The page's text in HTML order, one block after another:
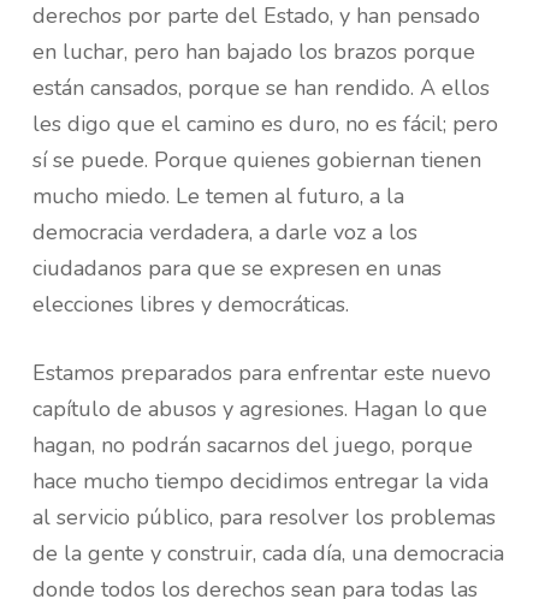
derechos por parte del Estado, y han pensado
en luchar, pero han bajado los brazos porque
están cansados, porque se han rendido. A ellos
les digo que el camino es duro, no es fácil; pero
sí se puede. Porque quienes gobiernan tienen
mucho miedo. Le temen al futuro, a la
democracia verdadera, a darle voz a los
ciudadanos para que se expresen en unas
elecciones libres y democráticas.
Estamos preparados para enfrentar este nuevo
capítulo de abusos y agresiones. Hagan lo que
hagan, no podrán sacarnos del juego, porque
hace mucho tiempo decidimos entregar la vida
al servicio público, para resolver los problemas
de la gente y construir, cada día, una democracia
donde todos los derechos sean para todas las